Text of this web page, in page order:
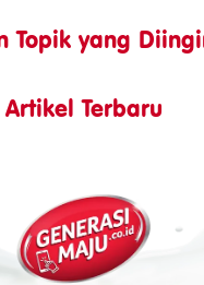
Topik yang
Artikel Terbaru